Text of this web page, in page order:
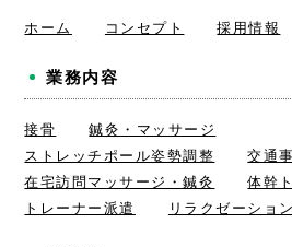
ホーム コンセプト 採用情報
業務内容
接骨
鍼灸・マッサージ
ストレッチポール姿勢調整
交通
在宅訪問マッサージ・鍼灸
体幹
トレーナー派遣
リラクゼーション